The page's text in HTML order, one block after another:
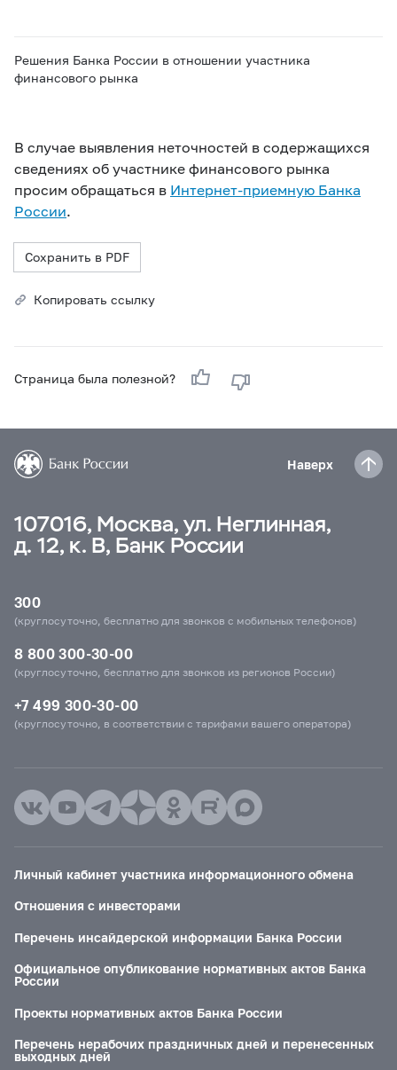
Решения Банка России в отношении участника
финансового рынка
В случае выявления неточностей в содержащихся
сведениях об участнике финансового рынка
просим обращаться в Интернет-приемную Банка
России.
Сохранить в PDF
Копировать ссылку
Страница была полезной?
Наверх
107016, Москва, ул. Неглинная,
д. 12, к. В, Банк России
300
(круглосуточно, бесплатно для звонков с мобильных телефонов)
8 800 300-30-00
(круглосуточно, бесплатно для звонков из регионов России)
+7 499 300-30-00
(круглосуточно, в соответствии с тарифами вашего оператора)
Личный кабинет участника информационного обмена
Отношения с инвесторами
Перечень инсайдерской информации Банка России
Официальное опубликование нормативных актов Банка
России
Проекты нормативных актов Банка России
Перечень нерабочих праздничных дней и перенесенных
выходных дней